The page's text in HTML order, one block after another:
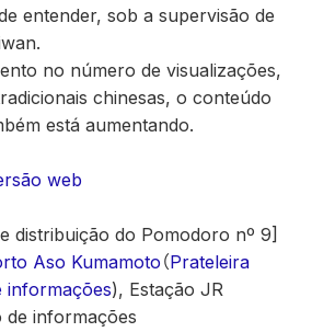
entender, sob a supervisão de
no número de visualizações,
chinesas, o conteúdo
está aumentando.
web
distribuição do Pomodoro nº 9]
Aso Kumamoto （Prateleira
informações), Estação JR
de informações